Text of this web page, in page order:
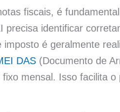
fiscais, é
precisa identificar
é geralmente
DAS (Documento de
mensal. Isso facilita